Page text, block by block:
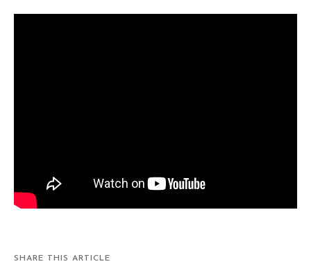
SHARE THIS ARTICLE